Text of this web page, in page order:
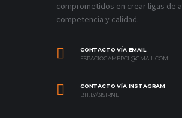
comprometidos en crear ligas de
competencia y calidad.
CONTACTO VÍA EMAIL
ESPACIOGAMERCL@GMAIL.COM
CONTACTO VÍA INSTAGRAM
BIT.LY/31S1RNL